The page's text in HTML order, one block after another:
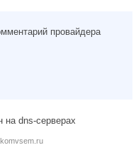
провайдера
на dns-серверах